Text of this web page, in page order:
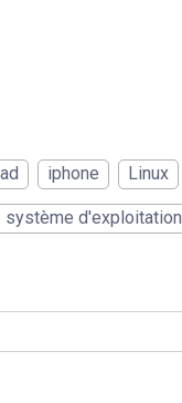
iphone Linux
système d'exploitation